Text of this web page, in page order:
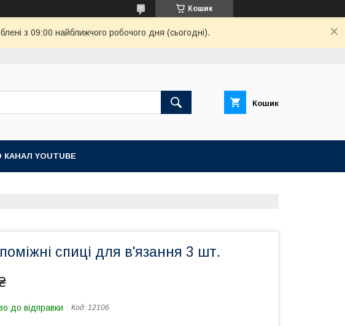
Кошик
з 09:00 найближчого робочого дня (сьогодні).
Кошик
КАНАЛ YOUTUBE
спиці для в'язання 3 шт.
до відправки Код: 12106